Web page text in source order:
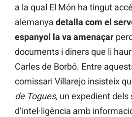
a la qual El Món ha tingut
alemanya detalla com el
espanyol la va amenaçar
documents i diners que li
Carles de Borbó. Entre
comissari Villarejo insisteix
de Togues, un expedient dels
d’intel·ligència amb